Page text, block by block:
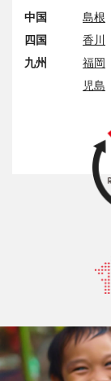
中国
島根
四国
香川
九州
福岡
児島